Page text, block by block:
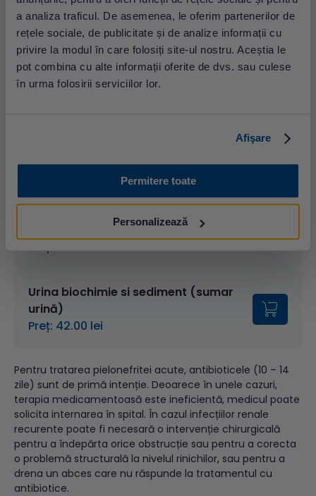
a analiza traficul. De asemenea, le oferim partenerilor de
rețele sociale, de publicitate și de analize informații cu
privire la modul în care folosiți site-ul nostru. Aceștia le
pot combina cu alte informații oferite de dvs. sau culese
în urma folosirii serviciilor lor.
Afişare
Permitere toate
Personalizează
comune. Dacă suspectează o infecție renală, va solicita
unsumar de urină ,uroculturășihemogramă. În plus
poate recomanda și investigații exploratorii de imagistică
medicală (ecografie, tomografie computerizată, scanare
DMSA), pentru a confirma existența și natura unor
eventuale obstrucții la nivelul tractului urinar.
Preț: 69.00 lei
Hemogramă cu formulă leucocitară
cu Hb, Ht și indici
Preț: 44.00 lei
Urina biochimie si sediment (sumar
urină)
Preț: 42.00 lei
Pentru tratarea pielonefritei acute, antibioticele (10 – 14
zile) sunt de primă intenție. Deoarece în unele cazuri,
terapia medicamentoasă este ineficientă, medicul poate
solicita internarea în spital. În cazul infecțiilor renale
recurente poate fi necesară o intervenție chirurgicală
pentru a îndepărta orice obstrucție sau pentru a corecta
o problemă structurală la nivelul rinichilor, sau pentru a
drena un abces care nu răspunde la tratamentul cu
antibiotice.